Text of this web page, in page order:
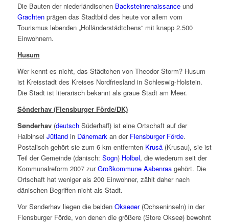
Die Bauten der niederländischen Backsteinrenaissanceund
Grachtenprägen das Stadtbild des heute vor allem vom
Tourismus lebenden „Holländerstädtchens“ mit knapp 2.500
Einwohnern.
Husum
Wer kennt es nicht, das Städtchen von Theodor Storm? Husum
ist Kreisstadt des Kreises Nordfriesland in Schleswig-Holstein.
Die Stadt ist literarisch bekannt als graue Stadt am Meer.
Sönderhav (Flensburger Förde/DK)
Sønderhav(deutsch Süderhaff) ist eine Ortschaft auf der
Halbinsel Jütlandin Dänemarkan der Flensburger Förde.
Postalisch gehört sie zum 6 km entfernten Kruså(Krusau), sie ist
Teil der Gemeinde (dänisch: Sogn) Holbøl, die wiederum seit der
Kommunalreform 2007 zurGroßkommune Aabenraagehört. Die
Ortschaft hat weniger als 200 Einwohner, zählt daher nach
dänischen Begriffen nicht als Stadt.
Vor Sønderhav liegen die beiden Okseøer(Ochseninseln) in der
Flensburger Förde, von denen die größere (Store Okseø) bewohnt